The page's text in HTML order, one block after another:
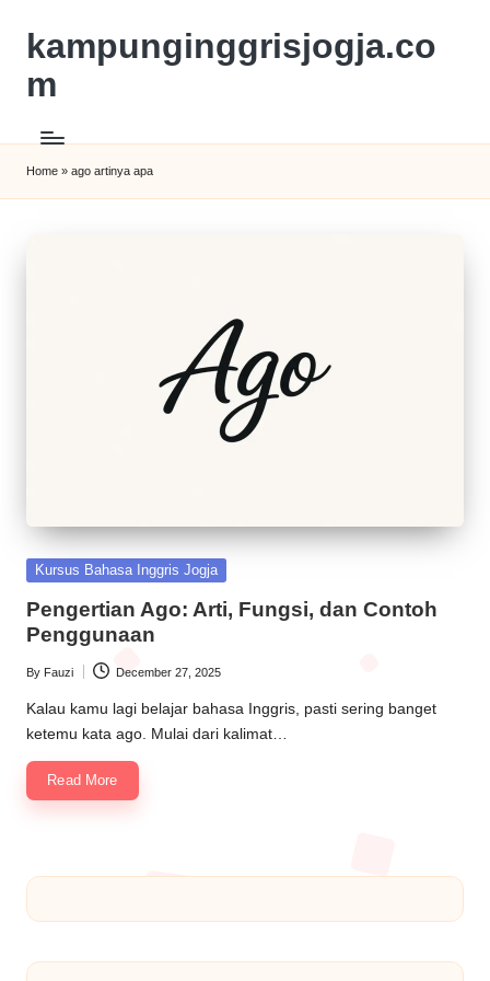
kampunginggrisjogja.co
m
Home » ago artinya apa
Kursus Bahasa Inggris Jogja
Pengertian Ago: Arti, Fungsi, dan Contoh
Penggunaan
By Fauzi December 27, 2025
Kalau kamu lagi belajar bahasa Inggris, pasti sering banget
ketemu kata ago. Mulai dari kalimat…
Read More